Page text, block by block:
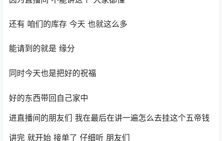
还有 咱们的库存 今天 也就这么多
能请到的就是 缘分
同时今天也是把好的祝福
好的东西带回自己家中
进直播间的朋友们 我在最后在讲一遍怎么去挂这个五帝钱
讲完 就开始 接单了 仔细听 朋友们